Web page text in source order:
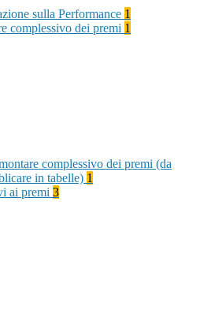
sulla Performance 1
complessivo dei premi 1
complessivo dei premi (da
in tabelle) 1
ai premi 3